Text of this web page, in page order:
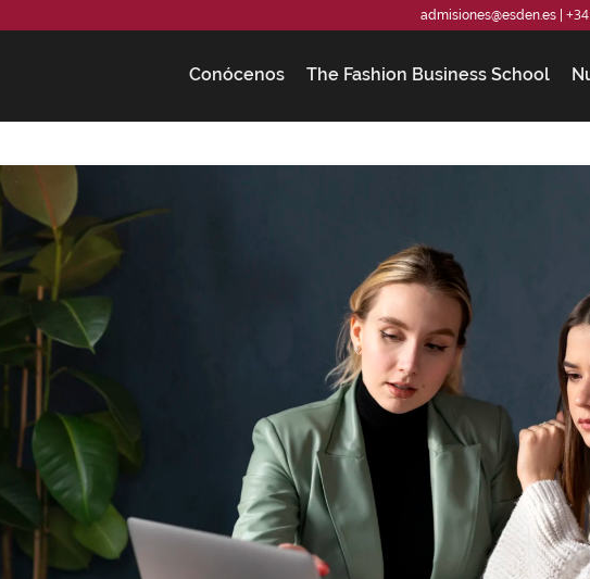
admisiones@esden.es|
Conócenos The Fashion Business School